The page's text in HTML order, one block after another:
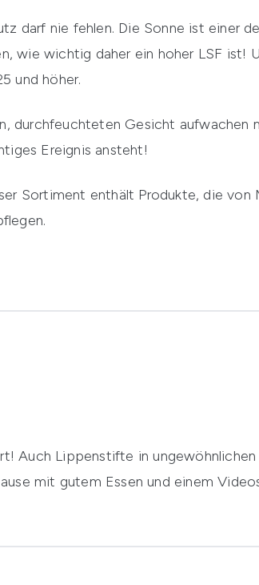
darf nie fehlen. Die Sonne ist einer
wie wichtig daher ein hoher LSF ist!
und höher.
durchfeuchteten Gesicht
Ereignis ansteht!
Sortiment enthält Produkte, die von
Auch Lippenstifte in ungewöhnlichen
mit gutem Essen und einem